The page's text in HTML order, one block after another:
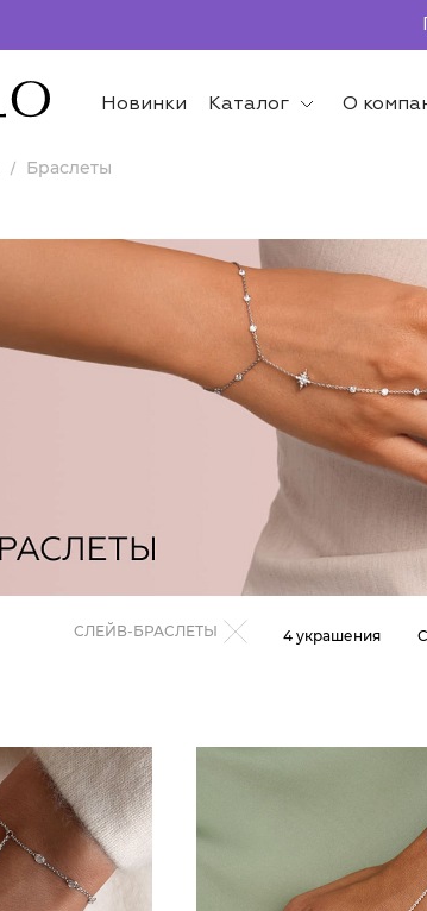
Новинки Каталог О
Браслеты
СЛЕЙВ-БРАСЛЕТЫ 4 украшения